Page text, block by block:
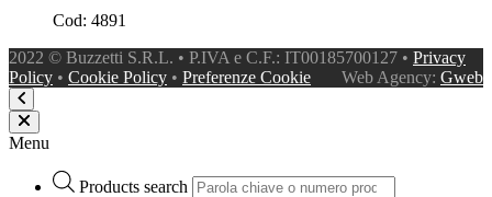
Cod: 4891
2022 © Buzzetti S.R.L. • P.IVA e C.F.: IT00185700127 • Privacy
Policy • Cookie Policy • Preferenze Cookie Web Agency: Gweb
Menu
Products search